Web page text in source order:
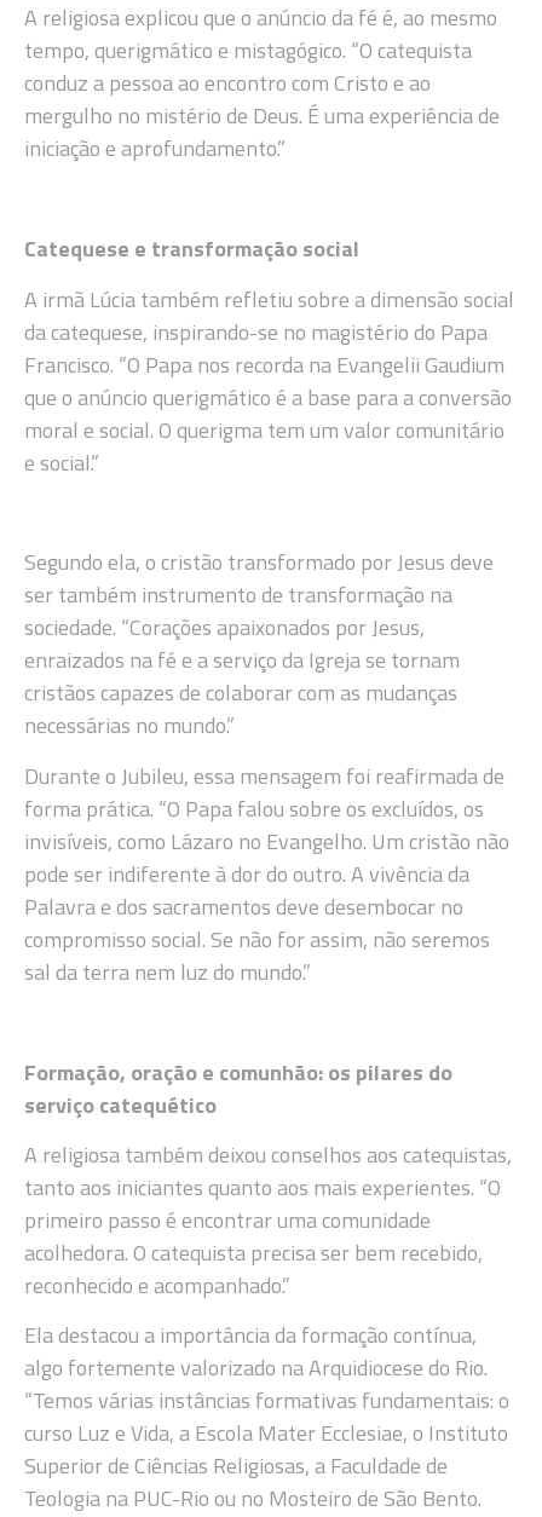
A religiosa explicou que o anúncio da fé é, ao mesmo
tempo, querigmático e mistagógico. “O catequista
conduz a pessoa ao encontro com Cristo e ao
mergulho no mistério de Deus. É uma experiência de
iniciação e aprofundamento.”
Catequese e transformação social
A irmã Lúcia também refletiu sobre a dimensão social
da catequese, inspirando-se no magistério do Papa
Francisco. “O Papa nos recorda na Evangelii Gaudium
que o anúncio querigmático é a base para a conversão
moral e social. O querigma tem um valor comunitário
e social.”
Segundo ela, o cristão transformado por Jesus deve
ser também instrumento de transformação na
sociedade. “Corações apaixonados por Jesus,
enraizados na fé e a serviço da Igreja se tornam
cristãos capazes de colaborar com as mudanças
necessárias no mundo.”
Durante o Jubileu, essa mensagem foi reafirmada de
forma prática. “O Papa falou sobre os excluídos, os
invisíveis, como Lázaro no Evangelho. Um cristão não
pode ser indiferente à dor do outro. A vivência da
Palavra e dos sacramentos deve desembocar no
compromisso social. Se não for assim, não seremos
sal da terra nem luz do mundo.”
Formação, oração e comunhão: os pilares do
serviço catequético
A religiosa também deixou conselhos aos catequistas,
tanto aos iniciantes quanto aos mais experientes. “O
primeiro passo é encontrar uma comunidade
acolhedora. O catequista precisa ser bem recebido,
reconhecido e acompanhado.”
Ela destacou a importância da formação contínua,
algo fortemente valorizado na Arquidiocese do Rio.
“Temos várias instâncias formativas fundamentais: o
curso Luz e Vida, a Escola Mater Ecclesiae, o Instituto
Superior de Ciências Religiosas, a Faculdade de
Teologia na PUC-Rio ou no Mosteiro de São Bento.